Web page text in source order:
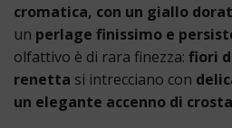
cromatica, con un giallo
un perlage finissimo e
olfattivo è di rara finezza: fiori
renetta si intrecciano con
un elegante accenno di